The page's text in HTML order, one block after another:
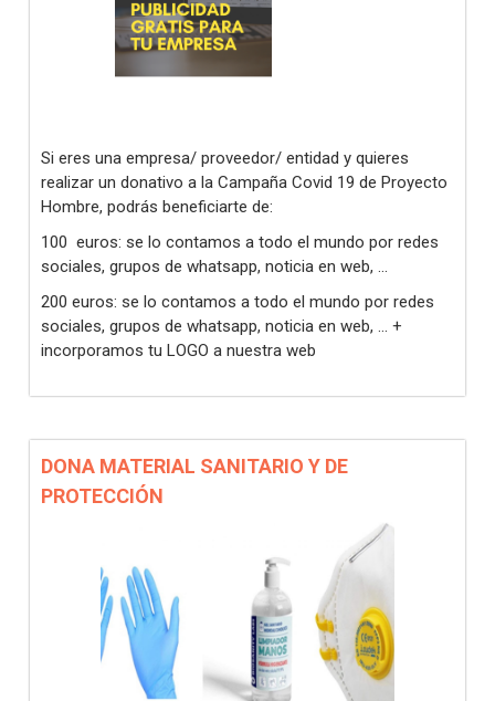
Si eres una empresa/ proveedor/ entidad y quieres
realizar un donativo a la Campaña Covid 19 de Proyecto
Hombre, podrás beneficiarte de:
100 euros: se lo contamos a todo el mundo por redes
sociales, grupos de whatsapp, noticia en web, ...
200 euros: se lo contamos a todo el mundo por redes
sociales, grupos de whatsapp, noticia en web, ... +
incorporamos tu LOGO a nuestra web
DONA MATERIAL SANITARIO Y DE
PROTECCIÓN